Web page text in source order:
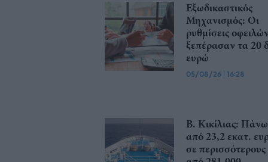
Εξωδικαστικός
Μηχανισμός: Οι
ρυθμίσεις οφειλών
ξεπέρασαν τα 20
ευρώ
05/08/26 | 16:28
Β. Κικίλιας: Πάνω
από 23,2 εκατ.
σε περισσότερους